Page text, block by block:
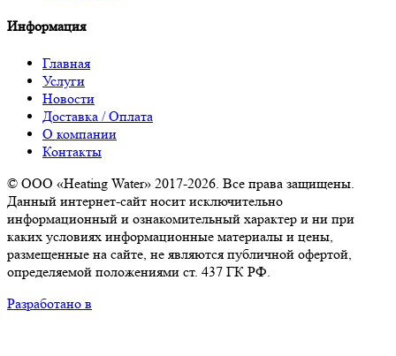
Информация
Главная
Услуги
Новости
Доставка / Оплата
О компании
Контакты
© ООО «Heating Water» 2017-2026. Все права защищены.
Данный интернет-сайт носит исключительно
информационный и ознакомительный характер и ни при
каких условиях информационные материалы и цены,
размещенные на сайте, не являются публичной офертой,
определяемой положениями ст. 437 ГК РФ.
Разработано в